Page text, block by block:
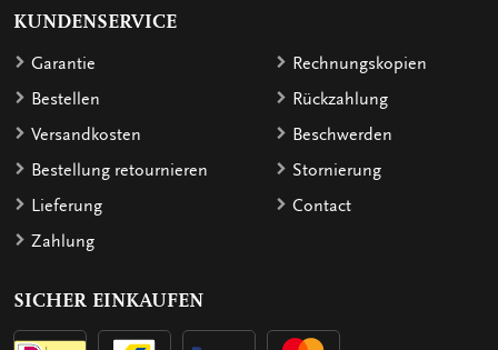
KUNDENSERVICE
Garantie
Bestellen
Versandkosten
Bestellung retournieren
Lieferung
Zahlung
Rechnungskopien
Rückzahlung
Beschwerden
Stornierung
Contact
SICHER EINKAUFEN